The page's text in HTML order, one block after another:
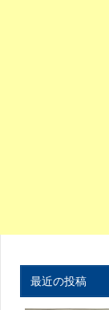
最近の投稿